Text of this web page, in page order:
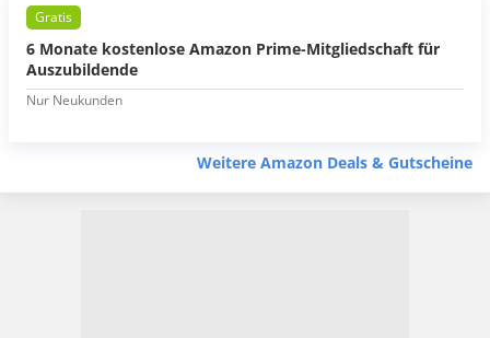
Gratis
6 Monate kostenlose Amazon Prime-Mitgliedschaft für
Auszubildende
Nur Neukunden
Weitere Amazon Deals & Gutscheine